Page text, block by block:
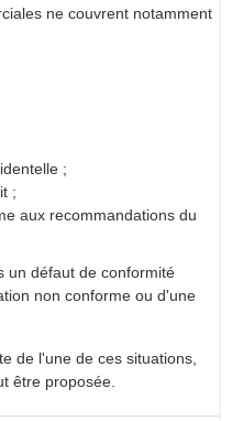
ne couvrent notamment
;
;
aux recommandations du
un défaut de conformité
non conforme ou d'une
de l'une de ces situations,
être proposée.